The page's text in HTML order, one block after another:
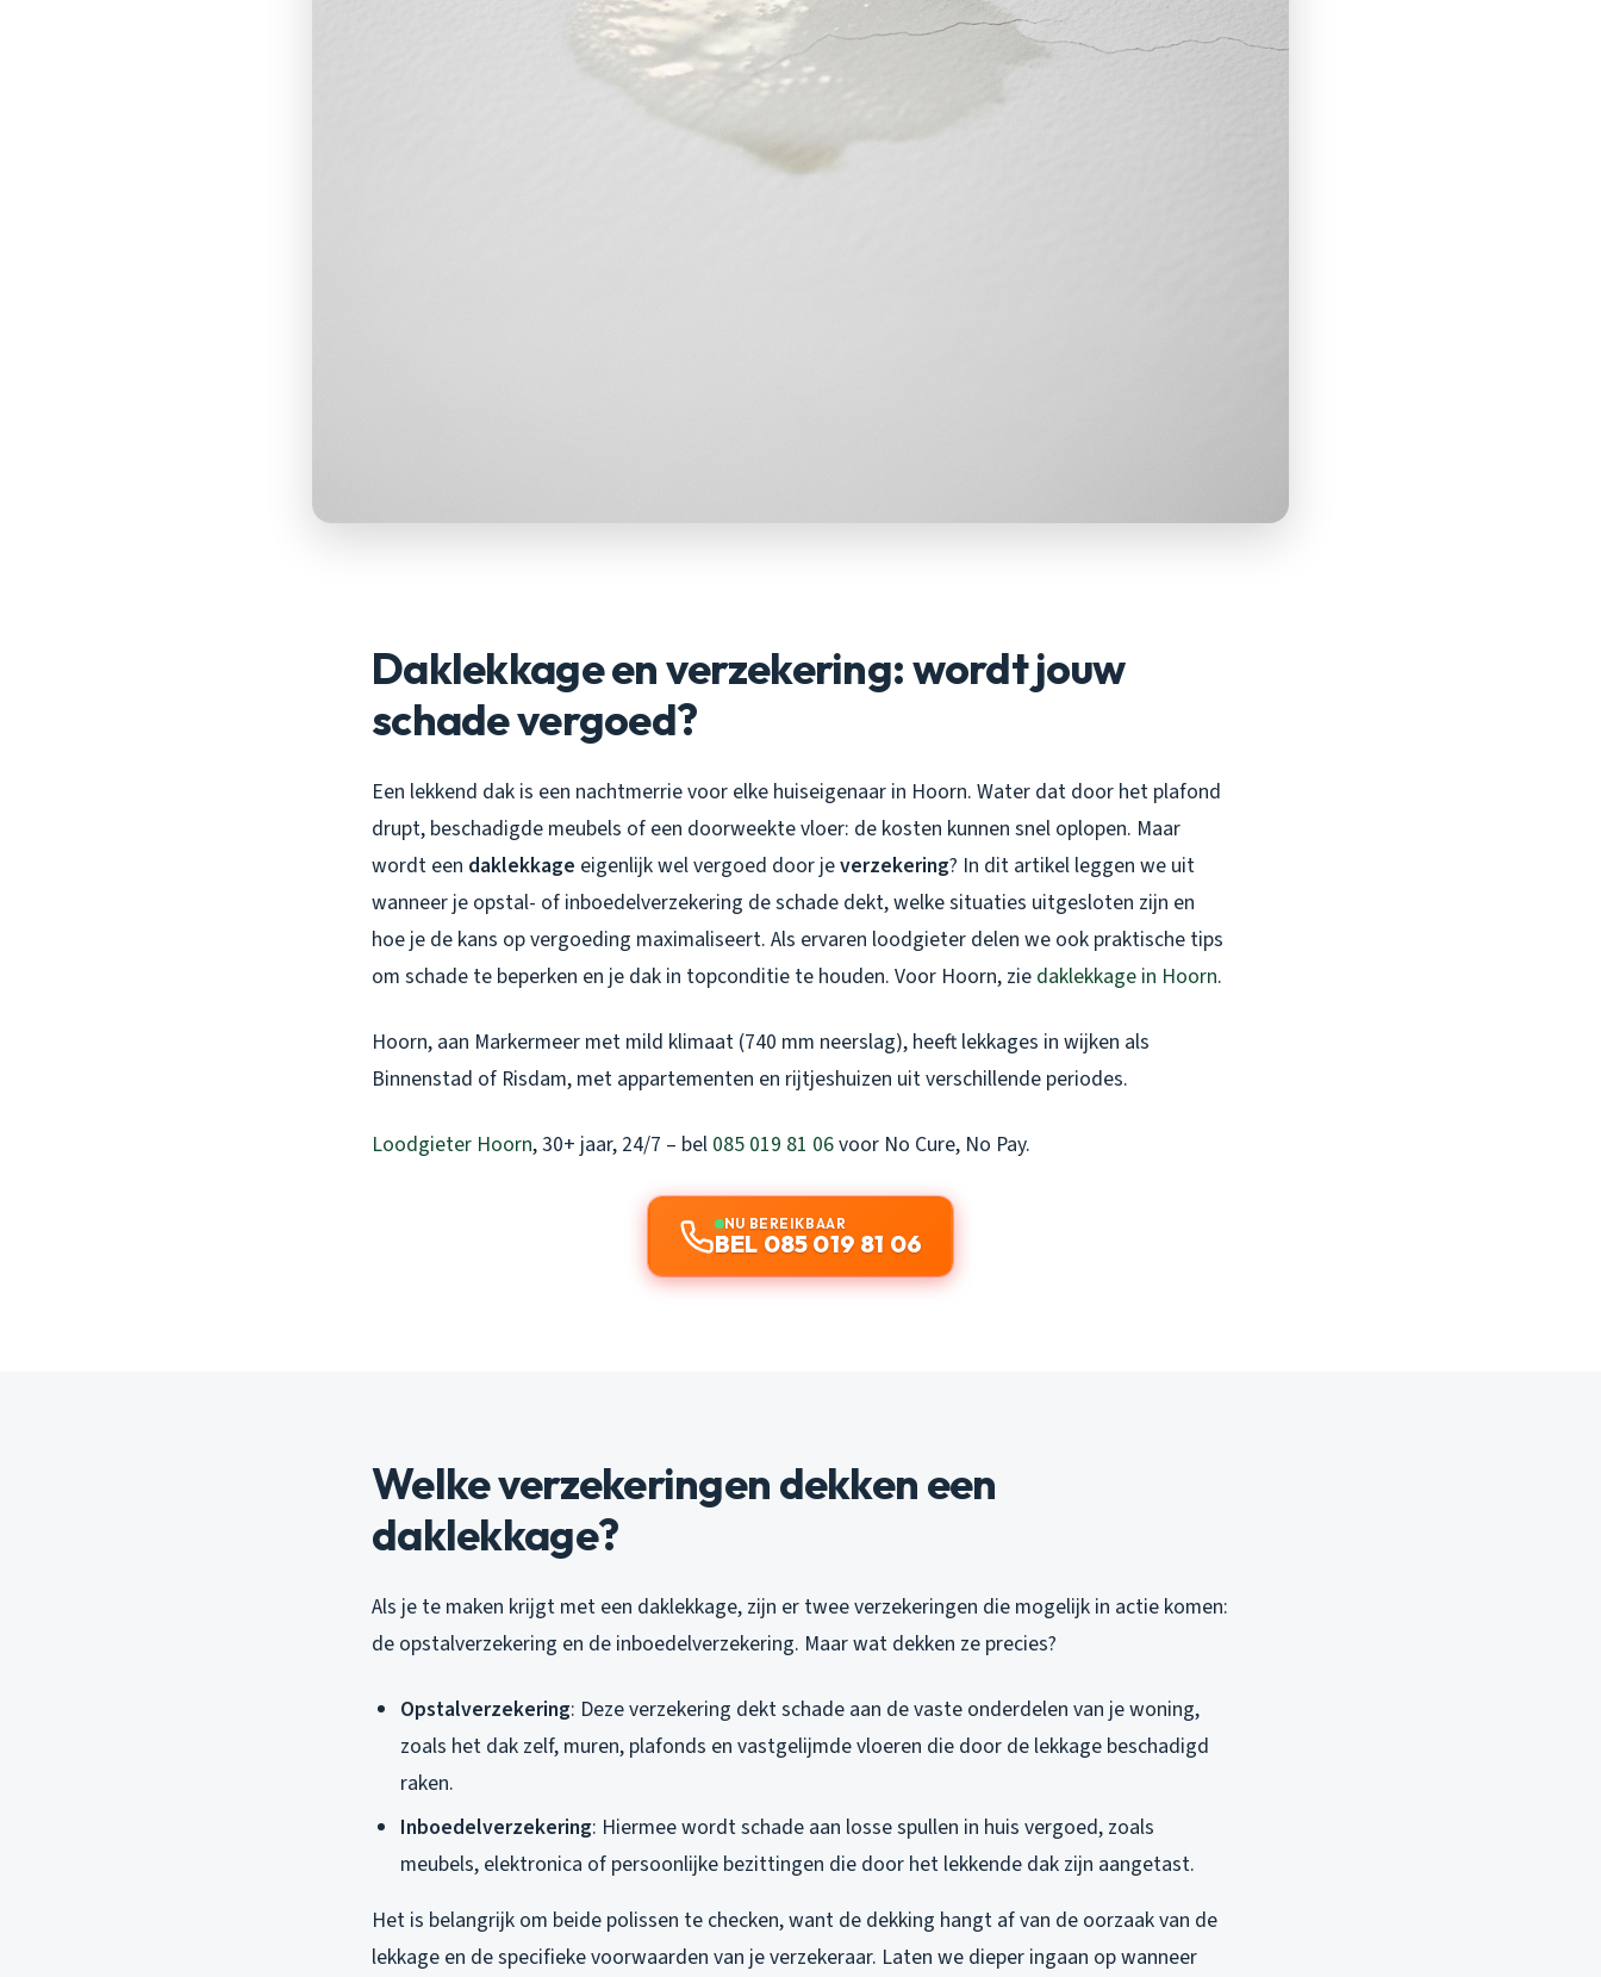
Daklekkage en verzekering: wordt jouw
schade vergoed?
Een lekkend dak is een nachtmerrie voor elke huiseigenaar in Hoorn. Water dat door het plafond
drupt, beschadigde meubels of een doorweekte vloer: de kosten kunnen snel oplopen. Maar
wordt een daklekkage eigenlijk wel vergoed door jeverzekering? In dit artikel leggen we uit
wanneer je opstal- of inboedelverzekering de schade dekt, welke situaties uitgesloten zijn en
hoe je de kans op vergoeding maximaliseert. Als ervaren loodgieter delen we ook praktische tips
om schade te beperken en je dak in topconditie te houden. Voor Hoorn, zie daklekkage in Hoorn.
Hoorn, aan Markermeer met mild klimaat (740 mm neerslag), heeft lekkages in wijken als
Binnenstad of Risdam, met appartementen en rijtjeshuizen uit verschillende periodes.
Loodgieter Hoorn, 30+ jaar, 24/7 – bel 085 019 81 06voor No Cure, No Pay.
NU BEREIKBAAR
BEL 085 019 81 06
Welke verzekeringen dekken een
daklekkage?
Als je te maken krijgt met een daklekkage, zijn er twee verzekeringen die mogelijk in actie komen:
de opstalverzekering en de inboedelverzekering. Maar wat dekken ze precies?
Opstalverzekering: Deze verzekering dekt schade aan de vaste onderdelen van je woning,
zoals het dak zelf, muren, plafonds en vastgelijmde vloeren die door de lekkage beschadigd
raken.
Inboedelverzekering: Hiermee wordt schade aan losse spullen in huis vergoed, zoals
meubels, elektronica of persoonlijke bezittingen die door het lekkende dak zijn aangetast.
Het is belangrijk om beide polissen te checken, want de dekking hangt af van de oorzaak van de
lekkage en de specifieke voorwaarden van je verzekeraar. Laten we dieper ingaan op wanneer